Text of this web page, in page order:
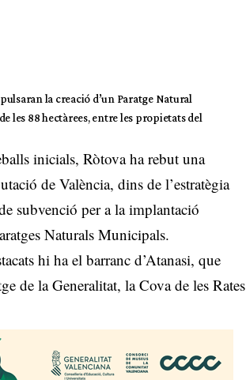
la creació d’un Paratge Natural
les 88 hectàrees, entre les propietats del
inicials, Ròtova ha rebut una
de València, dins de l’estratègia
subvenció per a la implantació
Naturals Municipals.
hi ha el barranc d’Atanasi, que
de la Generalitat, la Cova de les Rates